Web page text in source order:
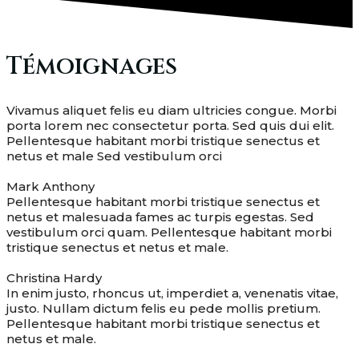
Témoignages
Vivamus aliquet felis eu diam ultricies congue. Morbi
porta lorem nec consectetur porta. Sed quis dui elit.
Pellentesque habitant morbi tristique senectus et
netus et male Sed vestibulum orci
Mark Anthony
Pellentesque habitant morbi tristique senectus et
netus et malesuada fames ac turpis egestas. Sed
vestibulum orci quam. Pellentesque habitant morbi
tristique senectus et netus et male.
Christina Hardy
In enim justo, rhoncus ut, imperdiet a, venenatis vitae,
justo. Nullam dictum felis eu pede mollis pretium.
Pellentesque habitant morbi tristique senectus et
netus et male.